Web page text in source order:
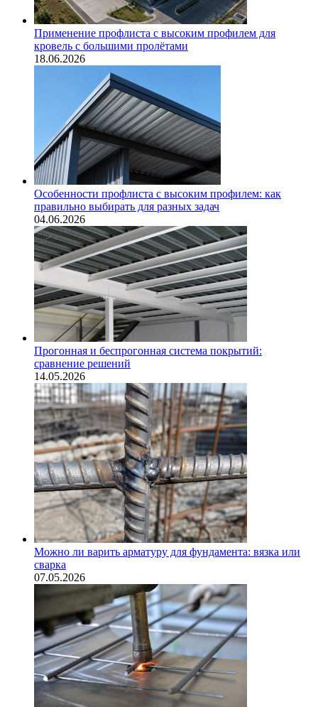
Применение профлиста с высоким профилем для
кровель с большими пролётами
18.06.2026
Особенности профлиста с высоким профилем: как
правильно выбирать для разных задач
04.06.2026
Прогонная и беспрогонная система покрытий:
сравнение решений
14.05.2026
Можно ли варить арматуру для фундамента: вязка или
сварка
07.05.2026